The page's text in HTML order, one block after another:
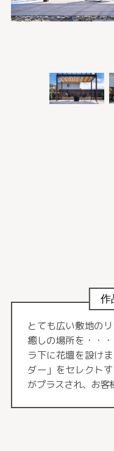
作
とても広い敷地の
癒しの場所を・・
ラ下に花壇を設け
ダー」をセレクト
がプラスされ、お客